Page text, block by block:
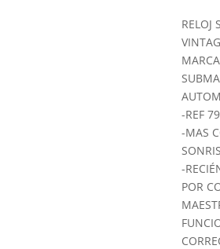
RELOJ
-REF
-MAS
-
POR